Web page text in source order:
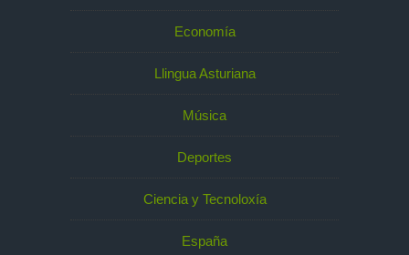
Economía
Llingua Asturiana
Música
Deportes
Ciencia y Tecnoloxía
España